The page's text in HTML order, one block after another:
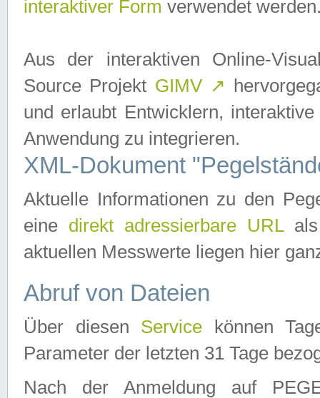
interaktiver Form verwendet
Aus der interaktiven Online-
Source Projekt GIMV ↗
und erlaubt Entwicklern,
Anwendung zu integrieren.
XML-Dokument
Aktuelle Informationen zu den
eine direkt adressierbare URLals
aktuellen Messwerte liegen hier
Abruf von Dateien
Über diesen Service können
Parameter der letzten 31 Tage
Nach der Anmeldung auf